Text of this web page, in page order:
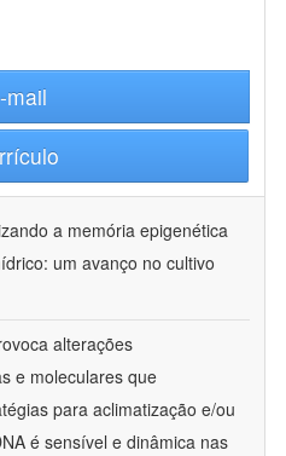
mail
a memória epigenética
um avanço no cultivo
alterações
e moleculares que
para aclimatização e/ou
é sensível e dinâmica nas